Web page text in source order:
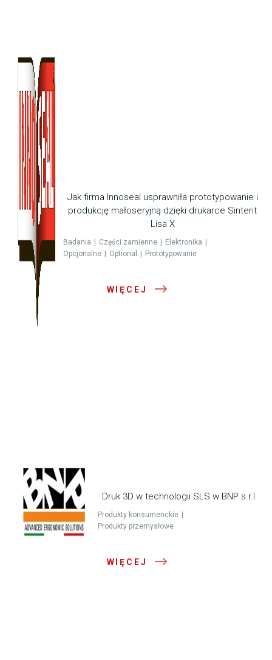
Jak firma Innoseal usprawniła prototypowanie i
produkcję małoseryjną dzięki drukarce Sinterit
Lisa X
Badania Części zamienne
Elektronika
Opcjonalne
Optional Prototypowanie
WIĘCEJ
Druk 3D w technologii SLS w BNP s.r.l.
Produkty konsumenckie
Produkty przemysłowe
WIĘCEJ